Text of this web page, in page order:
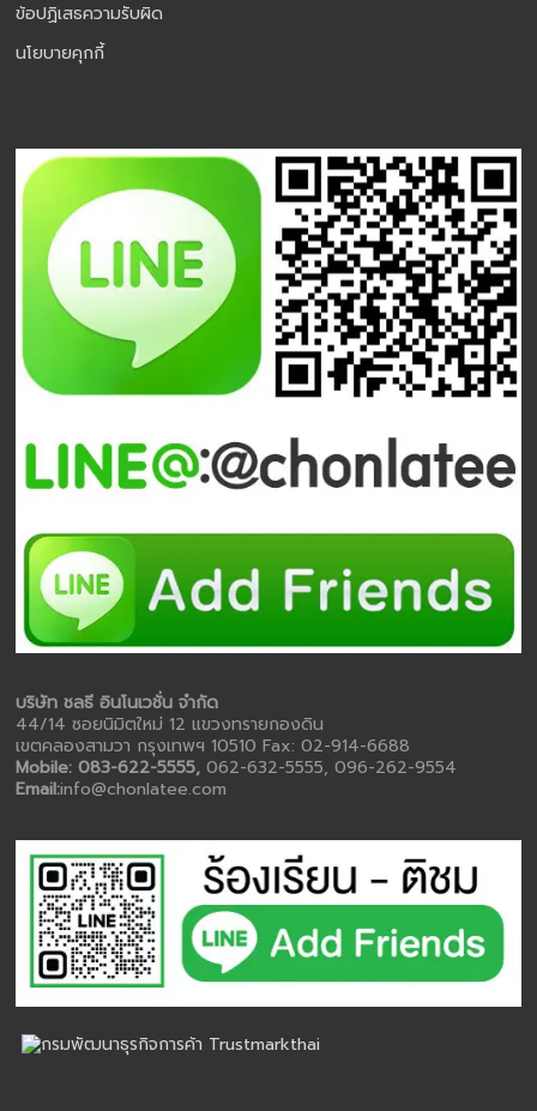
ข้อปฏิเสธความรับผิด
นโยบายคุกกี้
บริษัท ชลธี อินโนเวชั่น จำกัด
44/14 ซอยนิมิตใหม่ 12 แขวงทรายกองดิน
เขตคลองสามวา กรุงเทพฯ 10510 Fax: 02-914-6688
Mobile: 083-622-5555,062-632-5555, 096-262-9554
Email:info@chonlatee.com